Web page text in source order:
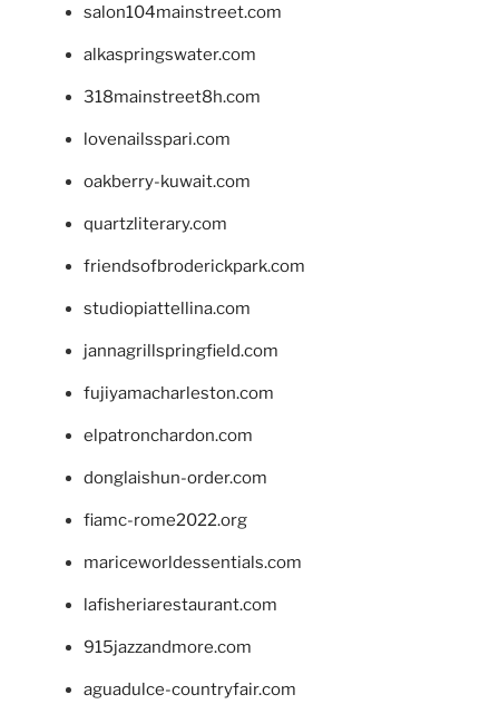
salon104mainstreet.com
alkaspringswater.com
318mainstreet8h.com
lovenailsspari.com
oakberry-kuwait.com
quartzliterary.com
friendsofbroderickpark.com
studiopiattellina.com
jannagrillspringfield.com
fujiyamacharleston.com
elpatronchardon.com
donglaishun-order.com
fiamc-rome2022.org
mariceworldessentials.com
lafisheriarestaurant.com
915jazzandmore.com
aguadulce-countryfair.com